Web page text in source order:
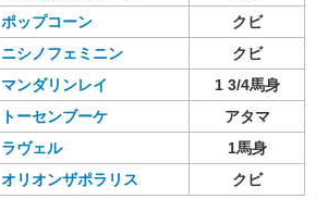
ポップコーン
クビ
ニシノフェミニン
クビ
マンダリンレイ
1 3/4馬身
トーセンブーケ
アタマ
ラヴェル
1馬身
オリオンザポラリス クビ